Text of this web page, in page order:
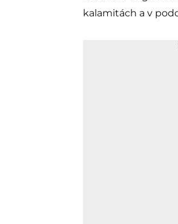
kalamitách a v